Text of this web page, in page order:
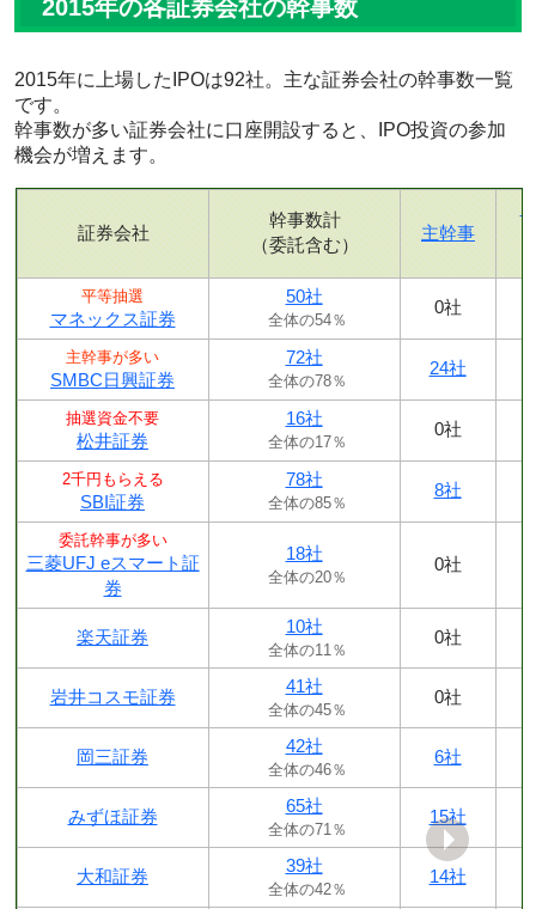
2015年の各証券会社の幹事数
2015年に上場したIPOは92社。主な証券会社の幹事数一覧
です。
幹事数が多い証券会社に口座開設すると、IPO投資の参加
機会が増えます。
証券会社
幹事数計
（委託含む）
主幹事
平等抽選
マネックス証券
50社
全体の54％
0社
主幹事が多い
SMBC日興証券
72社
全体の78％
24社
抽選資金不要
松井証券
16社
全体の17％
0社
2千円もらえる
SBI証券
78社
全体の85％
8社
委託幹事が多い
三菱UFJ eスマート証
券
18社
全体の20％
0社
楽天証券
10社
全体の11％
0社
岩井コスモ証券
41社
全体の45％
0社
岡三証券
42社
全体の46％
6社
みずほ証券
65社
全体の71％
15社
大和証券
39社
全体の42％
14社